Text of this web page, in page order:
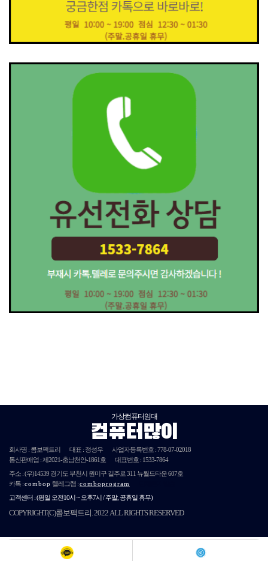
가상컴퓨터임대
컴퓨터많이
회사명 : 콤보팩트리 대표 : 정성우 사업자등록번호 :778-07-02018
통신판매업 : 제 2021-충남천안-1861호
대표번호 : 1533-7864
주소 :(우)14539 경기도 부천시 원미구 길주로 311 뉴월드타운 607호
카톡 :combop 텔레그램 :comboprogram
고객센터 :(평일 오전10시 ~ 오후7시 / 주말, 공휴일 휴무)
COPYRIGHT(C)콤보팩트리. 2022 ALL RIGHTS RESERVED